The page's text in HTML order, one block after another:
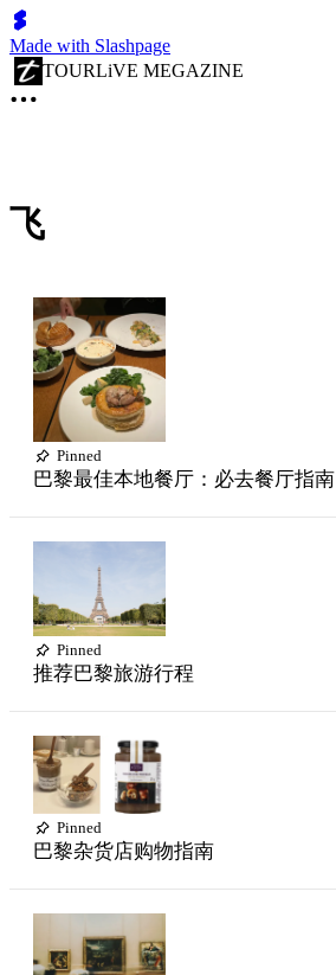
Made with Slashpage
TOURLiVE MEGAZINE
飞
Pinned
巴黎最佳本地餐厅：必去餐厅指南
Pinned
推荐巴黎旅游行程
Pinned
巴黎杂货店购物指南